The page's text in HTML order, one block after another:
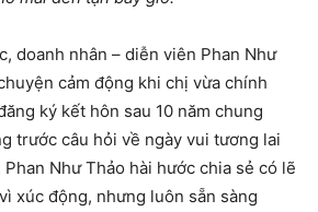
doanh nhân – diễn viên Phan Như
cảm động khi chị vừa chính
ký kết hôn sau 10 năm chung
trước câu hỏi về ngày vui tương lai
Như Thảo hài hước chia sẻ có lẽ
xúc động, nhưng luôn sẵn sàng